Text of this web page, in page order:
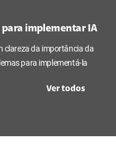
implementar IA
clareza da importância da
para implementá-la
Ver todos